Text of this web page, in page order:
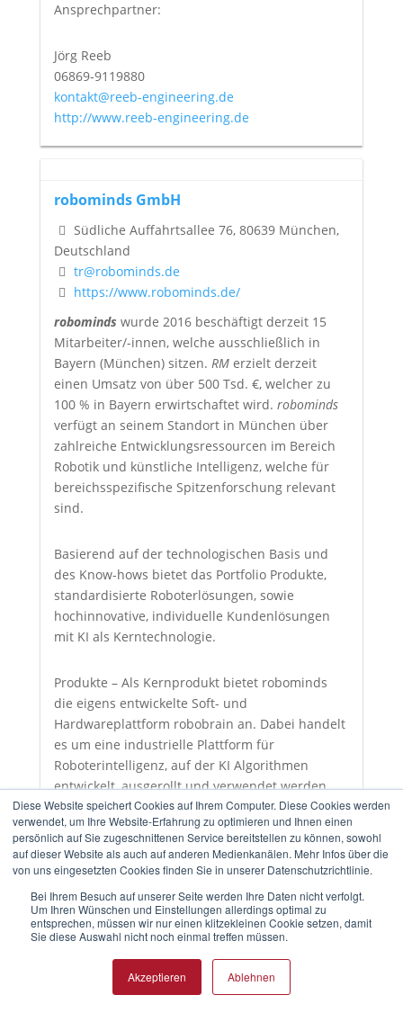
Diese Website speichert Cookies auf Ihrem Computer. Diese Cookies werden
verwendet, um Ihre Website-Erfahrung zu optimieren und Ihnen einen
persönlich auf Sie zugeschnittenen Service bereitstellen zu können, sowohl
auf dieser Website als auch auf anderen Medienkanälen. Mehr Infos über die
von uns eingesetzten Cookies finden Sie in unserer Datenschutzrichtlinie.
Bei Ihrem Besuch auf unserer Seite werden Ihre Daten nicht verfolgt.
Um Ihren Wünschen und Einstellungen allerdings optimal zu
entsprechen, müssen wir nur einen klitzekleinen Cookie setzen, damit
Sie diese Auswahl nicht noch einmal treffen müssen.
Akzeptieren Ablehnen
Ansprechpartner:
Jörg Reeb
06869-9119880
kontakt@reeb-engineering.de
http://www.reeb-engineering.de
robominds GmbH
Südliche Auffahrtsallee 76, 80639 München,
Deutschland
tr@robominds.de
https://www.robominds.de/
robominds wurde 2016 beschäftigt derzeit 15
Mitarbeiter/-innen, welche ausschließlich in
Bayern (München) sitzen. RM erzielt derzeit
einen Umsatz von über 500 Tsd. €, welcher zu
100 % in Bayern erwirtschaftet wird. robominds
verfügt an seinem Standort in München über
zahlreiche Entwicklungsressourcen im Bereich
Robotik und künstliche Intelligenz, welche für
bereichsspezifische Spitzenforschung relevant
sind.
Basierend auf der technologischen Basis und
des Know-hows bietet das Portfolio Produkte,
standardisierte Roboterlösungen, sowie
hochinnovative, individuelle Kundenlösungen
mit KI als Kerntechnologie.
Produkte – Als Kernprodukt bietet robominds
die eigens entwickelte Soft- und
Hardwareplattform robobrain an. Dabei handelt
es um eine industrielle Plattform für
Roboterintelligenz, auf der KI Algorithmen
entwickelt, ausgerollt und verwendet werden
können. Zur Erkennung der Umgebung wird
eine 2D/3D-Kamera für das Robotersehen,
robobrain.eye, mitgeliefert. Mit robobrain lassen
sich innerhalb kürzester Zeit komplexe
Roboterapplikationen umsetzen, wie
Kommissionieren, Pick and Place oder Fügen.
Standard Lösungen – Als Erweiterung der
robobrain Plattform bietet robominds
standardisierte Roboterlösungen an, die flexibel